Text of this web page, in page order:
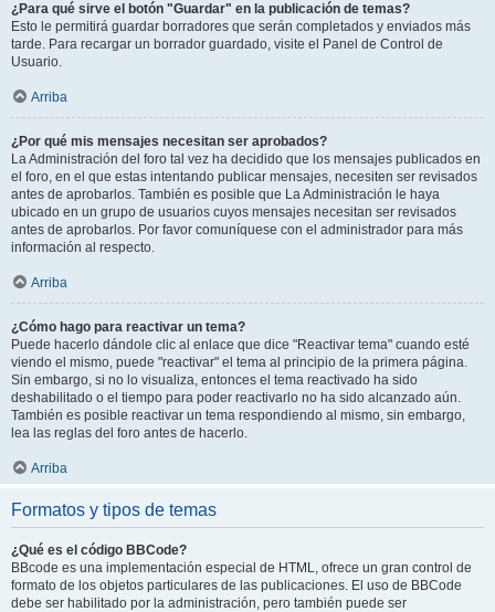
¿Para qué sirve el botón "Guardar" en la publicación de temas?
Esto le permitirá guardar borradores que serán completados y enviados más
tarde. Para recargar un borrador guardado, visite el Panel de Control de
Usuario.
Arriba
¿Por qué mis mensajes necesitan ser aprobados?
La Administración del foro tal vez ha decidido que los mensajes publicados en
el foro, en el que estas intentando publicar mensajes, necesiten ser revisados
antes de aprobarlos. También es posible que La Administración le haya
ubicado en un grupo de usuarios cuyos mensajes necesitan ser revisados
antes de aprobarlos. Por favor comuníquese con el administrador para más
información al respecto.
Arriba
¿Cómo hago para reactivar un tema?
Puede hacerlo dándole clic al enlace que dice "Reactivar tema" cuando esté
viendo el mismo, puede "reactivar" el tema al principio de la primera página.
Sin embargo, si no lo visualiza, entonces el tema reactivado ha sido
deshabilitado o el tiempo para poder reactivarlo no ha sido alcanzado aún.
También es posible reactivar un tema respondiendo al mismo, sin embargo,
lea las reglas del foro antes de hacerlo.
Arriba
Formatos y tipos de temas
¿Qué es el código BBCode?
BBcode es una implementación especial de HTML, ofrece un gran control de
formato de los objetos particulares de las publicaciones. El uso de BBCode
debe ser habilitado por la administración, pero también puede ser